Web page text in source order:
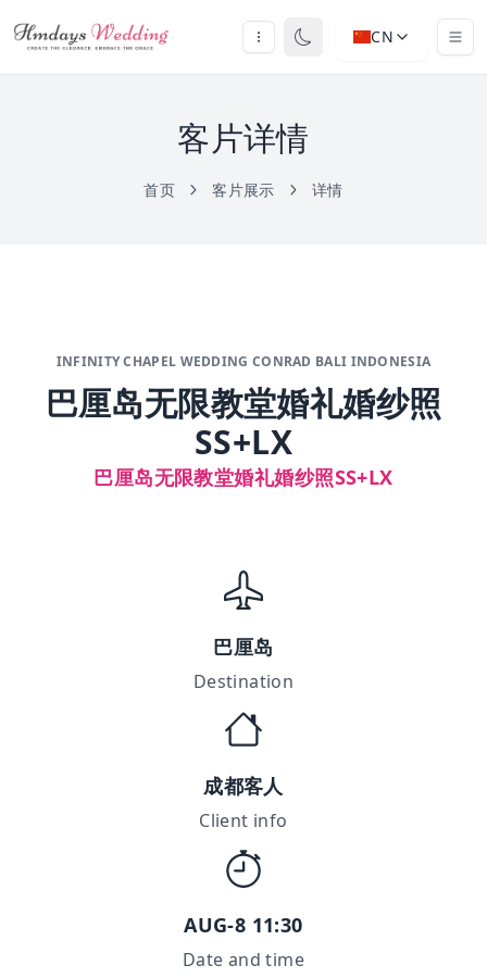
CN
客片详情
首页 客片展示 详情
INFINITY CHAPEL WEDDING CONRAD BALI INDONESIA
巴厘岛无限教堂婚礼婚纱照
SS+LX
巴厘岛无限教堂婚礼婚纱照SS+LX
巴厘岛
Destination
成都客人
Client info
AUG-8 11:30
Date and time